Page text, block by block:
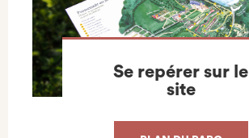
Se repérer sur le
site